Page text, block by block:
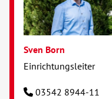
Sven Born
Einrichtungsleiter
03542 8944-11